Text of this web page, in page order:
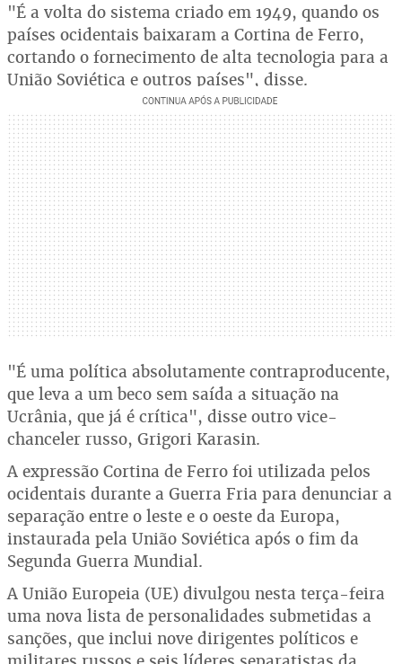
"É a volta do sistema criado em 1949, quando os
países ocidentais baixaram a Cortina de Ferro,
cortando o fornecimento de alta tecnologia para a
União Soviética e outros países", disse.
"É uma política absolutamente contraproducente,
que leva a um beco sem saída a situação na
Ucrânia, que já é crítica", disse outro vice-
chanceler russo, Grigori Karasin.
A expressão Cortina de Ferro foi utilizada pelos
ocidentais durante a Guerra Fria para denunciar a
separação entre o leste e o oeste da Europa,
instaurada pela União Soviética após o fim da
Segunda Guerra Mundial.
A União Europeia (UE) divulgou nesta terça-feira
uma nova lista de personalidades submetidas a
sanções, que inclui nove dirigentes políticos e